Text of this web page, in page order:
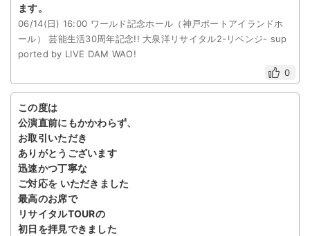
ます。
06/14(日) 16:00 ワールド記念ホール（神戸ポートアイランドホ
ール） 芸能生活30周年記念!! 大泉洋リサイタル2-リベンジ- sup
ported by LIVE DAM WAO!
0
この度は
公演直前にもかかわらず、
お取引いただき
ありがとうございます
迅速かつ丁寧な
ご対応を いただきました
最高のお席で
リサイタルTOURの
初日を拝見できました